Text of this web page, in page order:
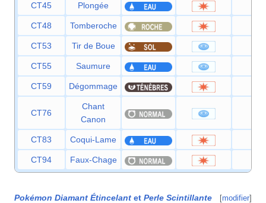
CT45 Plongée
CT48 Tomberoche
CT53 Tir de Boue
CT55 Saumure
CT59 Dégommage
CT76
Chant
Canon
CT83 Coqui-Lame
CT94 Faux-Chage
Pokémon Diamant Étincelant et Perle Scintillante [modifier]